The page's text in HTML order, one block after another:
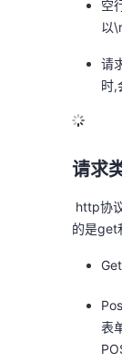
空
以
请
时,
请求
http协
的是get
表